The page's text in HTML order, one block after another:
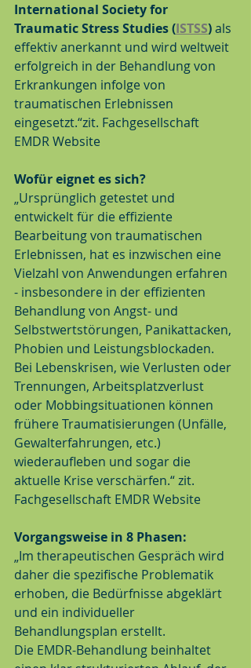
International Society for
Traumatic Stress Studies (ISTSS) als
effektiv anerkannt und wird weltweit
erfolgreich in der Behandlung von
Erkrankungen infolge von
traumatischen Erlebnissen
eingesetzt.“zit. Fachgesellschaft
EMDR Website
Wofür eignet es sich?
„Ursprünglich getestet und
entwickelt für die effiziente
Bearbeitung von traumatischen
Erlebnissen, hat es inzwischen eine
Vielzahl von Anwendungen erfahren
- insbesondere in der effizienten
Behandlung von Angst- und
Selbstwertstörungen, Panikattacken,
Phobien und Leistungsblockaden.
Bei Lebenskrisen, wie Verlusten oder
Trennungen, Arbeitsplatzverlust
oder Mobbingsituationen können
frühere Traumatisierungen (Unfälle,
Gewalterfahrungen, etc.)
wiederaufleben und sogar die
aktuelle Krise verschärfen.“ zit.
Fachgesellschaft EMDR Website
Vorgangsweise in 8 Phasen:
„Im therapeutischen Gespräch wird
daher die spezifische Problematik
erhoben, die Bedürfnisse abgeklärt
und ein individueller
Behandlungsplan erstellt.
Die EMDR-Behandlung beinhaltet